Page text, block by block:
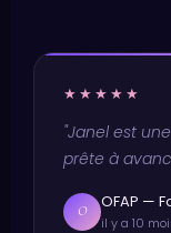
★★★★★
"Janel est
prête à
O OFAP —
il y a 10